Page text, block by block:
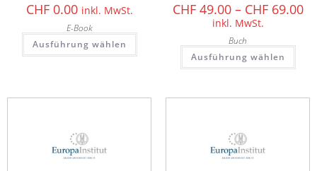
CHF0.00 inkl. MwSt.
E-Book
Ausführung wählen
CHF49.00 – CHF69.00
inkl. MwSt.
Buch
Ausführung wählen